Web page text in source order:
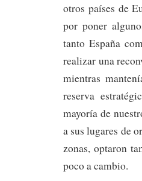
otros países de
por poner
tanto España
realizar una
mientras
reserva
mayoría de
a sus lugares de
zonas, optaron
poco a cambio.